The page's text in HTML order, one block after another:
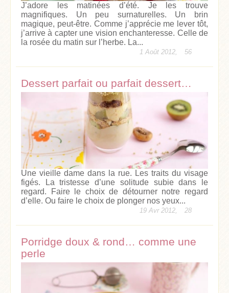
J’adore les matinées d’été. Je les trouve
magnifiques. Un peu surnaturelles. Un brin
magique, peut-être. Comme j’apprécie me lever tôt,
j’arrive à capter une vision enchanteresse. Celle de
la rosée du matin sur l’herbe. La...
1 Août 2012, 56
Dessert parfait ou parfait dessert…
Une vieille dame dans la rue. Les traits du visage
figés. La tristesse d’une solitude subie dans le
regard. Faire le choix de détourner notre regard
d’elle. Ou faire le choix de plonger nos yeux...
19 Avr 2012, 28
Porridge doux & rond… comme une
perle